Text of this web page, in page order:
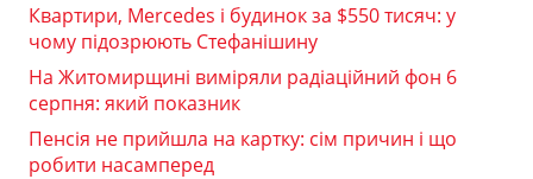
Квартири, Mercedes і будинок за $550 тисяч: у
чому підозрюють Стефанішину
На Житомирщині виміряли радіаційний фон 6
серпня: який показник
Пенсія не прийшла на картку: сім причин і що
робити насамперед